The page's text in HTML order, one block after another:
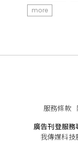
more
服務條款
廣告刊登服務
我傳媒科技